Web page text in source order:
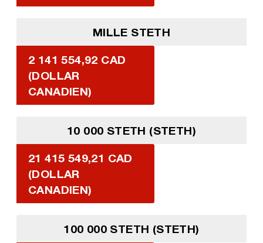
MILLE STETH
2 141 554,92 CAD
(DOLLAR
CANADIEN)
10 000 STETH (STETH)
21 415 549,21 CAD
(DOLLAR
CANADIEN)
100 000 STETH (STETH)